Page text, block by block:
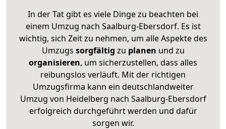
In der Tat gibt es viele Dinge zu beachten bei
einem Umzug nach Saalburg-Ebersdorf. Es ist
wichtig, sich Zeit zu nehmen, um alle Aspekte des
Umzugs sorgfältig zu planen und zu
organisieren, um sicherzustellen, dass alles
reibungslos verläuft. Mit der richtigen
Umzugsfirma kann ein deutschlandweiter
Umzug von Heidelberg nach Saalburg-Ebersdorf
erfolgreich durchgeführt werden und dafür
sorgen wir.